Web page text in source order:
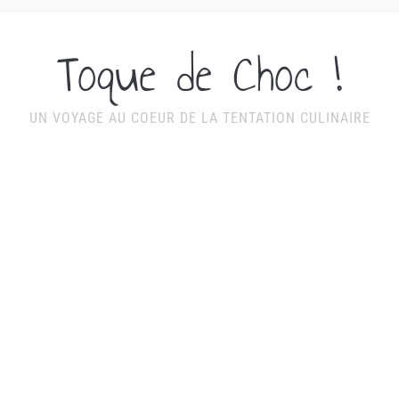
Toque de Choc !
UN VOYAGE AU COEUR DE LA TENTATION CULINAIRE